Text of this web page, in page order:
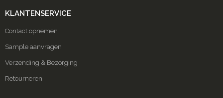
KLANTENSERVICE
Contact opnemen
Sample aanvragen
Verzending & Bezorging
Retourneren